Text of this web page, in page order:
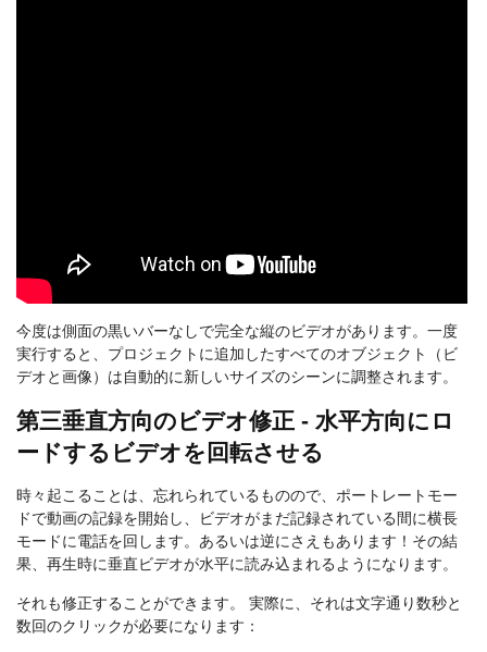
今度は側面の黒いバーなしで完全な縦のビデオがあります。一度
実行すると、プロジェクトに追加したすべてのオブジェクト（ビ
デオと画像）は自動的に新しいサイズのシーンに調整されます。
第三垂直方向のビデオ修正 - 水平方向にロ
ードするビデオを回転させる
時々起こることは、忘れられているものので、ポートレートモー
ドで動画の記録を開始し、ビデオがまだ記録されている間に横長
モードに電話を回します。あるいは逆にさえもあります！その結
果、再生時に垂直ビデオが水平に読み込まれるようになります。
それも修正することができます。 実際に、それは文字通り数秒と
数回のクリックが必要になります：